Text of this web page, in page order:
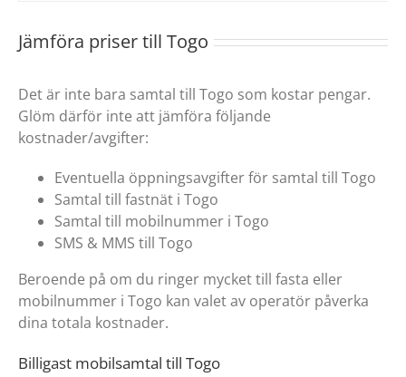
Jämföra priser till Togo
Det är inte bara samtal till Togo som kostar pengar.
Glöm därför inte att jämföra följande
kostnader/avgifter:
Eventuella öppningsavgifter för samtal till Togo
Samtal till fastnät i Togo
Samtal till mobilnummer i Togo
SMS & MMS till Togo
Beroende på om du ringer mycket till fasta eller
mobilnummer i Togo kan valet av operatör påverka
dina totala kostnader.
Billigast mobilsamtal till Togo